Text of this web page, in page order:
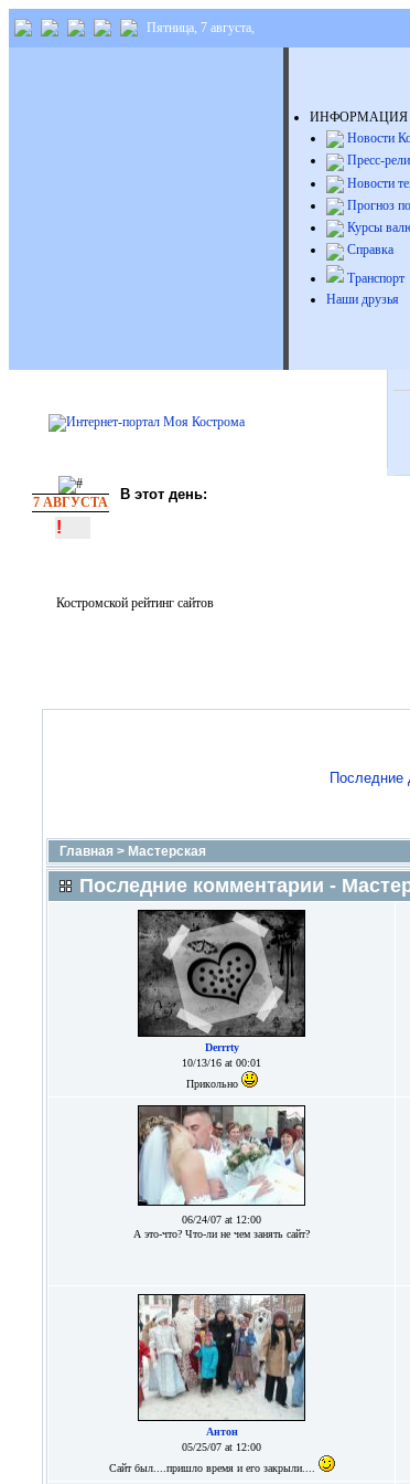
Пятница, 7 августа,
ИНФОРМАЦИЯ
Новости
Пресс-
Новости
Прогноз
Курсы
Справка
Транспорт
Наши друзья
7 АВГУСТА В этот день:
!
Костромской рейтинг сайтов
Последние
Главная > Мастерская
Последние комментарии -
Derrrty
10/13/16 at 00:01
Прикольно
06/24/07 at 12:00
А это-что? Что-ли не чем занять сайт?
Антон
05/25/07 at 12:00
Сайт был....пришло время и его закрыли....